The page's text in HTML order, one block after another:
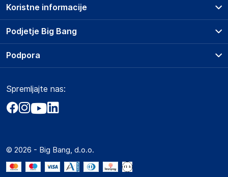
Podjetje Big Bang
O podjetju
Obvestila za javnost
Akt o digitalnih storitvah
Marketplace za partnerje
Novosti
Koristne informacije
Prodajna mesta
Storitve
Dostava, vnos in odvoz
Zavarovanje izdelkov
Podpora
Marketplace
Kako oddati naročilo?
Spremljajte nas:
© 2026 - Big Bang, d.o.o.